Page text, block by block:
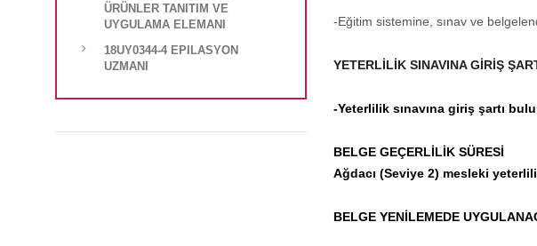
ÜRÜNLER TANITIM VE
UYGULAMA ELEMANI
18UY0344-4 EPILASYON
UZMANI
-Eğitim sistemine, sınav ve
YETERLİLİK SINAVINA GİRİŞ
-Yeterlilik sınavına giriş şartı
BELGE GEÇERLİLİK SÜRESİ
Ağdacı (Seviye 2) mesleki
BELGE YENİLEMEDE